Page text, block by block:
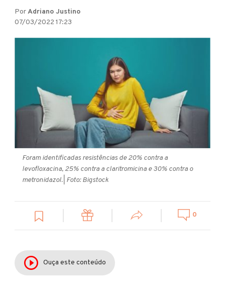
PorAdriano Justino
07/03/2022 17:23
Foram identificadas resistências de 20% contra a
levofloxacina, 25% contra a claritromicina e 30% contra o
metronidazol. | Foto: Bigstock
0
Ouça este conteúdo